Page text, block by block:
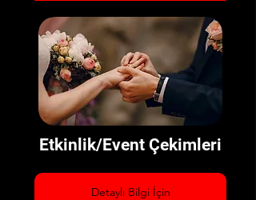
Etkinlik/Event Çekimleri
Detaylı Bilgi İçin